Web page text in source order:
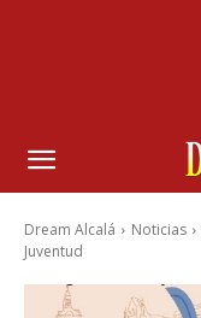
Dream Alcalá Noticias
Juventud